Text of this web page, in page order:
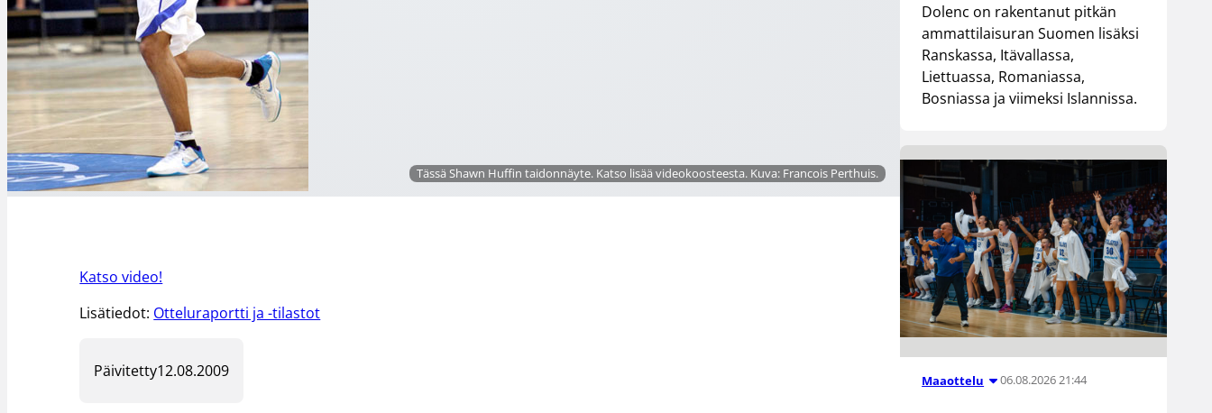
Tässä Shawn Huffin taidonnäyte. Katso lisää videokoosteesta. Kuva: Francois Perthuis.
Katso video!
Lisätiedot: Otteluraportti ja -tilastot
Päivitetty12.08.2009
Dolenc on rakentanut pitkän
ammattilaisuran Suomen lisäksi
Ranskassa, Itävallassa,
Liettuassa, Romaniassa,
Bosniassa ja viimeksi Islannissa.
Maaottelu 06.08.2026 21:44